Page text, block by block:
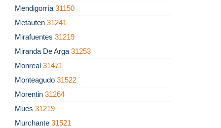
Mendigorría 31150
Metauten 31241
Mirafuentes 31219
Miranda De Arga 31253
Monreal 31471
Monteagudo 31522
Morentin 31264
Mues 31219
Murchante 31521